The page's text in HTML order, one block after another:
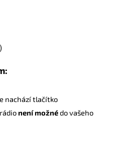
nachází tlačítko
není možnédo vašeho